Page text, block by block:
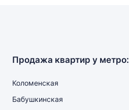
Продажа квартир у метро:
Коломенская
Бабушкинская